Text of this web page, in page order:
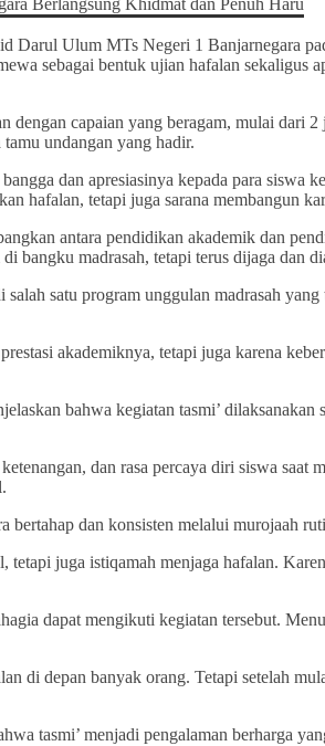
Ulum MTs Negeri 1 Banjarnegara
sebagai bentuk ujian hafalan sekaligus
dengan capaian yang beragam, mulai
undangan yang hadir.
dan apresiasinya kepada para
hafalan, tetapi juga sarana membangun
antara pendidikan akademik dan
madrasah, tetapi terus dijaga dan
satu program unggulan madrasah
akademiknya, tetapi juga karena
bahwa kegiatan tasmi’
dan rasa percaya diri siswa
bertahap dan konsisten melalui murojaah
juga istiqamah menjaga hafalan.
dapat mengikuti kegiatan tersebut.
di depan banyak orang. Tetapi setelah
tasmi’ menjadi pengalaman berharga